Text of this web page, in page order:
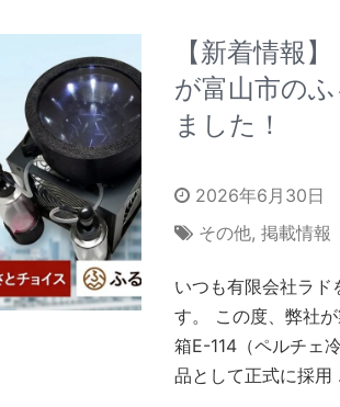
【新着情報
が富山市の
ました！
2026年6月30日
その他, 掲載情報
いつも有限会社ラド
す。 この度、弊社
箱E-114（ペルチェ
品として正式に採用